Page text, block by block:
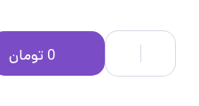
0 تومان